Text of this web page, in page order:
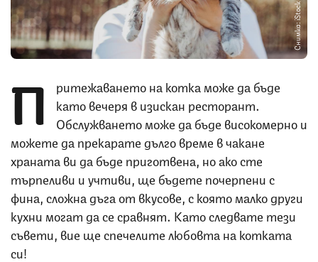
Снимка: iStock
П
ритежаването на котка може да бъде
като вечеря в изискан ресторант.
Обслужването може да бъде високомерно и
можете да прекарате дълго време в чакане
храната ви да бъде приготвена, но ако сте
търпеливи и учтиви, ще бъдете почерпени с
фина, сложна дъга от вкусове, с която малко други
кухни могат да се сравнят. Като следвате тези
съвети, вие ще спечелите любовта на котката
си!